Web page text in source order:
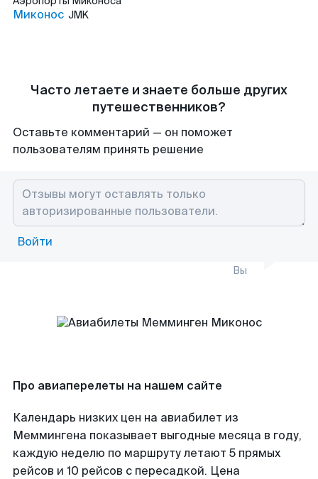
Миконос JMK
Часто летаете и знаете больше других
путешественников?
Оставьте комментарий — он поможет
пользователям принять решение
Войти
Вы
Про авиаперелеты на нашем сайте
Календарь низких цен на авиабилет из
Меммингена показывает выгодные месяца в году,
каждую неделю по маршруту летают 5 прямых
рейсов и 10 рейсов с пересадкой. Цена